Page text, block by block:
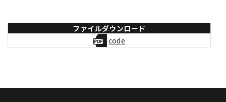
ファイルダウンロード
code